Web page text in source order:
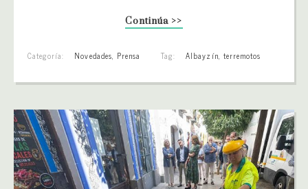
Continúa >>
Categoría: Novedades, Prensa Tag: Albayzín, terremotos